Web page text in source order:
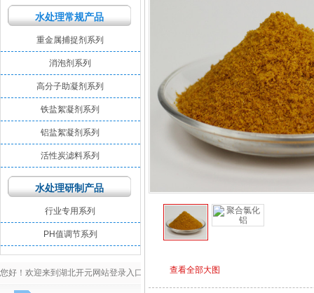
水处理常规产品
重金属捕捉剂系列
消泡剂系列
高分子助凝剂系列
铁盐絮凝剂系列
铝盐絮凝剂系列
活性炭滤料系列
水处理研制产品
行业专用系列
PH值调节系列
您好！欢迎来到湖北开元网站登录入口环保官网！查看全部大图